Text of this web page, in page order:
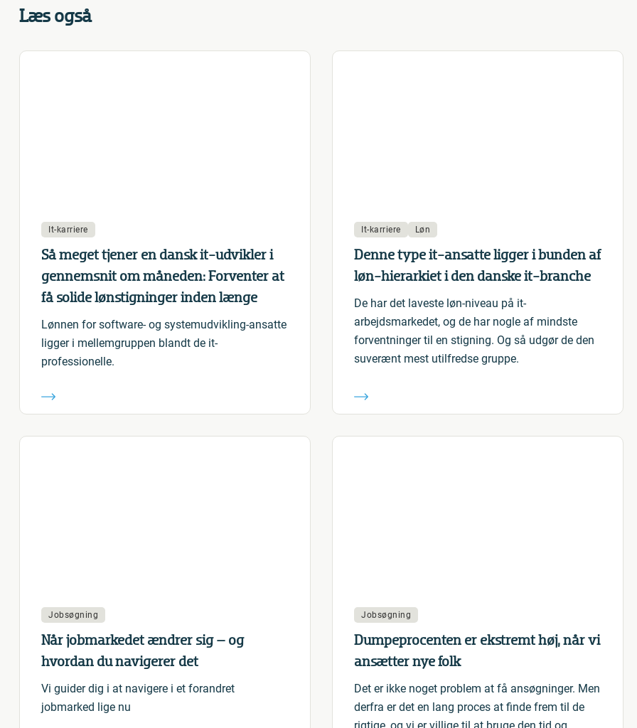
Læs også
It-karriere
Så meget tjener en dansk it-udvikler i
gennemsnit om måneden: Forventer at
få solide lønstigninger inden længe
Lønnen for software- og systemudvikling-ansatte
ligger i mellemgruppen blandt de it-
professionelle.
It-karriere Løn
Denne type it-ansatte ligger i bunden af
løn-hierarkiet i den danske it-branche
De har det laveste løn-niveau på it-
arbejdsmarkedet, og de har nogle af mindste
forventninger til en stigning. Og så udgør de den
suverænt mest utilfredse gruppe.
Jobsøgning
Når jobmarkedet ændrer sig – og
hvordan du navigerer det
Vi guider dig i at navigere i et forandret
jobmarked lige nu
Jobsøgning
Dumpeprocenten er ekstremt høj, når vi
ansætter nye folk
Det er ikke noget problem at få ansøgninger. Men
derfra er det en lang proces at finde frem til de